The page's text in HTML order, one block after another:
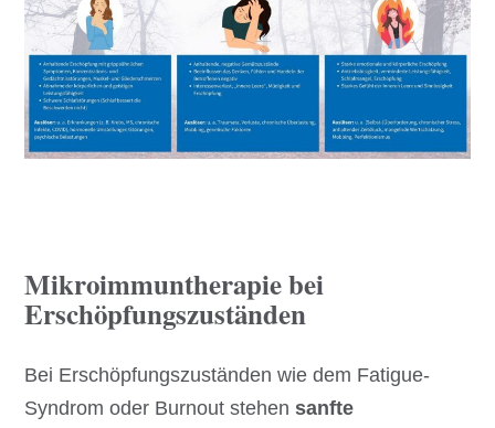
Mikroimmuntherapie bei
Erschöpfungszuständen
Bei Erschöpfungszuständen wie dem Fatigue-
Syndrom oder Burnout stehensanfte